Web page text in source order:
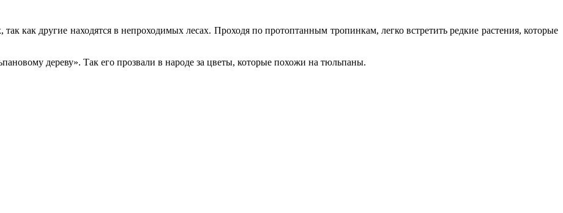
как другие находятся в непроходимых лесах. Проходя по протоптанным тропинкам, легко встретить редкие растения, которые
дереву». Так его прозвали в народе за цветы, которые похожи на тюльпаны.